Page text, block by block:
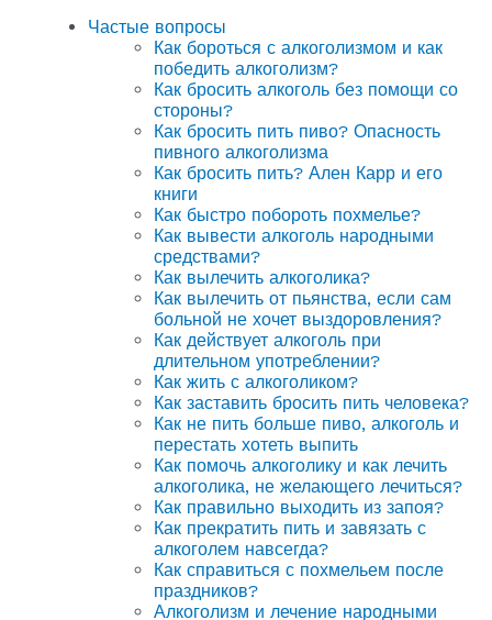
Частые вопросы
Как бороться с алкоголизмом и как
победить алкоголизм?
Как бросить алкоголь без помощи со
стороны?
Как бросить пить пиво? Опасность
пивного алкоголизма
Как бросить пить? Ален Карр и его
книги
Как быстро побороть похмелье?
Как вывести алкоголь народными
средствами?
Как вылечить алкоголика?
Как вылечить от пьянства, если сам
больной не хочет выздоровления?
Как действует алкоголь при
длительном употреблении?
Как жить с алкоголиком?
Как заставить бросить пить человека?
Как не пить больше пиво, алкоголь и
перестать хотеть выпить
Как помочь алкоголику и как лечить
алкоголика, не желающего лечиться?
Как правильно выходить из запоя?
Как прекратить пить и завязать с
алкоголем навсегда?
Как справиться с похмельем после
праздников?
Алкоголизм и лечение народными